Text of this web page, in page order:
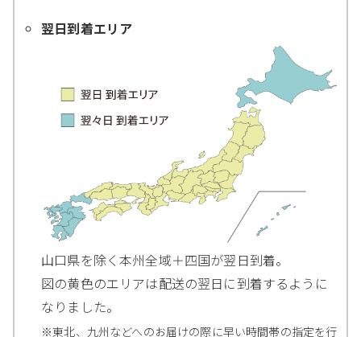
翌日到着エリア
山口県を除く本州全域＋四国が翌日到着。
図の黄色のエリアは配送の翌日に到着するように
なりました。
※東北、九州などへのお届けの際に早い時間帯の指定を行